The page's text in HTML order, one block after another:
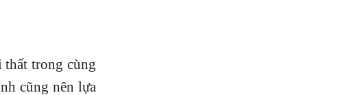
thất trong cùng
cũng nên lựa